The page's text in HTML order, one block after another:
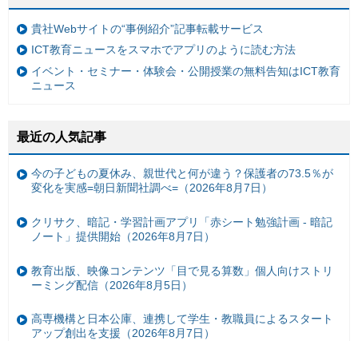
貴社Webサイトの“事例紹介”記事転載サービス
ICT教育ニュースをスマホでアプリのように読む方法
イベント・セミナー・体験会・公開授業の無料告知はICT教育
ニュース
最近の人気記事
今の子どもの夏休み、親世代と何が違う？保護者の73.5％が
変化を実感=朝日新聞社調べ=（2026年8月7日）
クリサク、暗記・学習計画アプリ「赤シート勉強計画 - 暗記
ノート」提供開始（2026年8月7日）
教育出版、映像コンテンツ「目で見る算数」個人向けストリ
ーミング配信（2026年8月5日）
高専機構と日本公庫、連携して学生・教職員によるスタート
アップ創出を支援（2026年8月7日）